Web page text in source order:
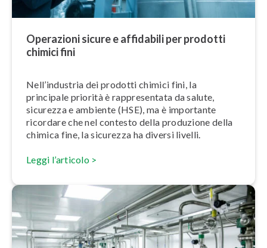
Operazioni sicure e affidabili per prodotti
chimici fini
Nel­l’in­du­stria dei prodotti chimici fini, la
principale priorità è rap­pre­sen­ta­ta da salute,
sicurezza e ambiente (HSE), ma è importante
ricordare che nel contesto della produzione della
chimica fine, la sicurezza ha diversi livelli.
Leggi l’articolo >